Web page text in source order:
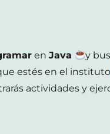
enJava y
estés en el instituto
actividades y